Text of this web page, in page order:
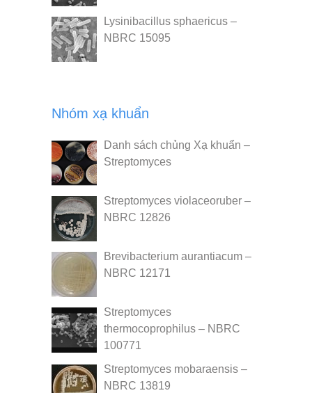
Lysinibacillus sphaericus –
NBRC 15095
Nhóm xạ khuẩn
Danh sách chủng Xạ khuẩn –
Streptomyces
Streptomyces violaceoruber –
NBRC 12826
Brevibacterium aurantiacum –
NBRC 12171
Streptomyces
thermocoprophilus – NBRC
100771
Streptomyces mobaraensis –
NBRC 13819